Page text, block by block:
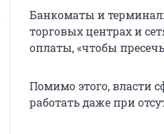
Банкоматы и
торговых центрах и
оплаты, «чтобы
Помимо этого, власти
работать даже при